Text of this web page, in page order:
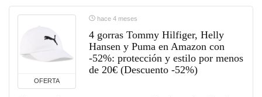
OFERTA
hace 4 meses
4 gorras Tommy Hilfiger, Helly
Hansen y Puma en Amazon con
-52%: protección y estilo por menos
de 20€ (Descuento -52%)